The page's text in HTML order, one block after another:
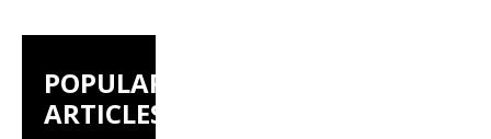
POPULAR
ARTICLES